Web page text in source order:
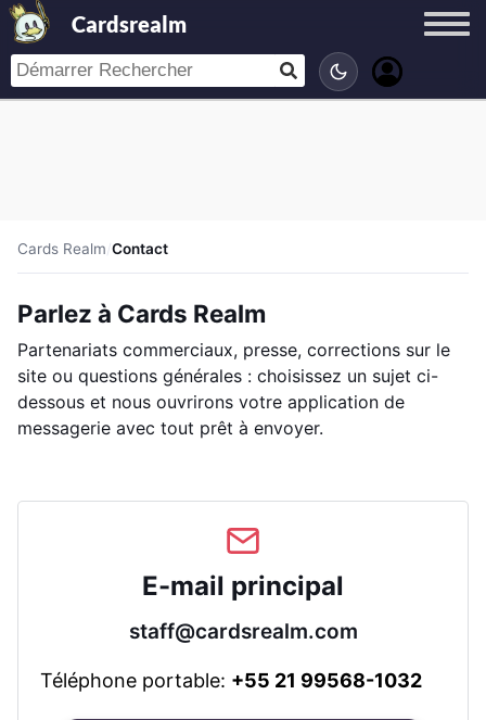
Cardsrealm
Cards Realm/Contact
Parlez à Cards Realm
Partenariats commerciaux, presse, corrections sur le
site ou questions générales : choisissez un sujet ci-
dessous et nous ouvrirons votre application de
messagerie avec tout prêt à envoyer.
E-mail principal
staff@cardsrealm.com
Téléphone portable: +55 21 99568-1032